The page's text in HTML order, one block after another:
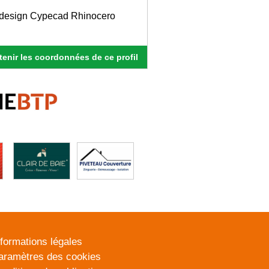
Cypecad Rhinocero
les coordonnées de ce profil
légales
des cookies